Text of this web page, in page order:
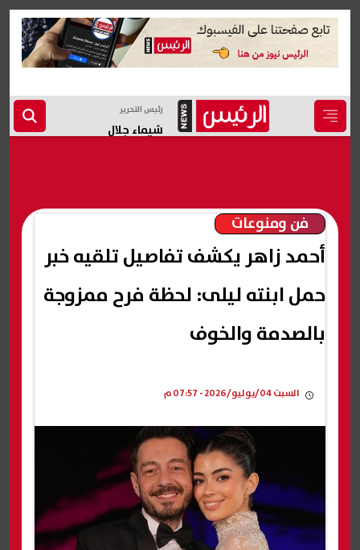
رئيس التحرير
شيماء جلال
فن ومنوعات
أحمد زاهر يكشف تفاصيل تلقيه خبر
حمل ابنته ليلى: لحظة فرح ممزوجة
بالصدمة والخوف
السبت 04/يوليو/2026 - 07:57 م